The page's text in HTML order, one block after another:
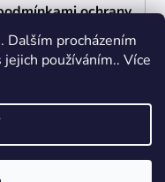
Dalším procházením
používáním.. Více
ochrany